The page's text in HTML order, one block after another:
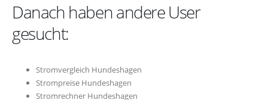
Danach haben andere User
gesucht:
Stromvergleich Hundeshagen
Strompreise Hundeshagen
Stromrechner Hundeshagen